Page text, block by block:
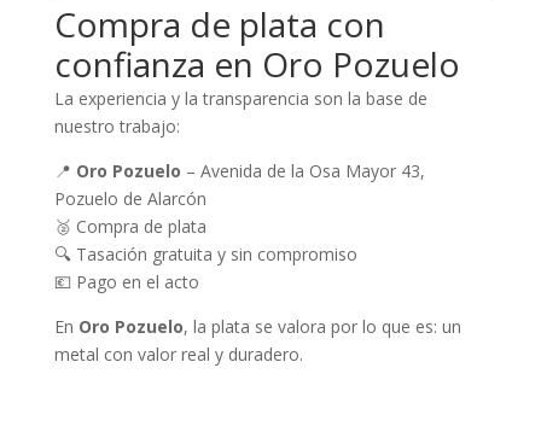
Compra de plata con
confianza en Oro Pozuelo
La experiencia y la transparencia son la base de
nuestro trabajo:
📍 Oro Pozuelo – Avenida de la Osa Mayor 43,
Pozuelo de Alarcón
🥈 Compra de plata
🔍 Tasación gratuita y sin compromiso
💶 Pago en el acto
En Oro Pozuelo, la plata se valora por lo que es: un
metal con valor real y duradero.